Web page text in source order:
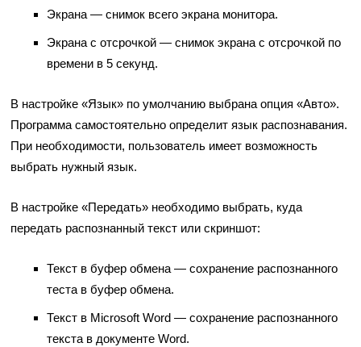
Экрана — снимок всего экрана монитора.
Экрана с отсрочкой — снимок экрана с отсрочкой по
времени в 5 секунд.
В настройке «Язык» по умолчанию выбрана опция «Авто».
Программа самостоятельно определит язык распознавания.
При необходимости, пользователь имеет возможность
выбрать нужный язык.
В настройке «Передать» необходимо выбрать, куда
передать распознанный текст или скриншот:
Текст в буфер обмена — сохранение распознанного
теста в буфер обмена.
Текст в Microsoft Word — сохранение распознанного
текста в документе Word.